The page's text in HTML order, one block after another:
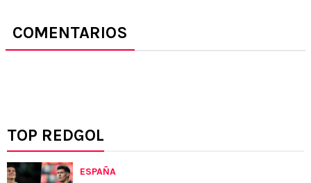
COMENTARIOS
TOP REDGOL
ESPAÑA